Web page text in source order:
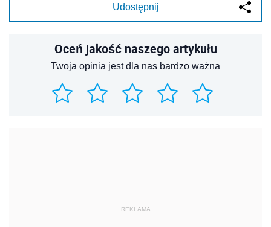
Udostępnij
Oceń jakość naszego artykułu
Twoja opinia jest dla nas bardzo ważna
REKLAMA